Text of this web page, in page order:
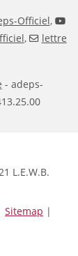
Officiel,
,
lettre
- adeps-
L.E.W.B.
Sitemap |